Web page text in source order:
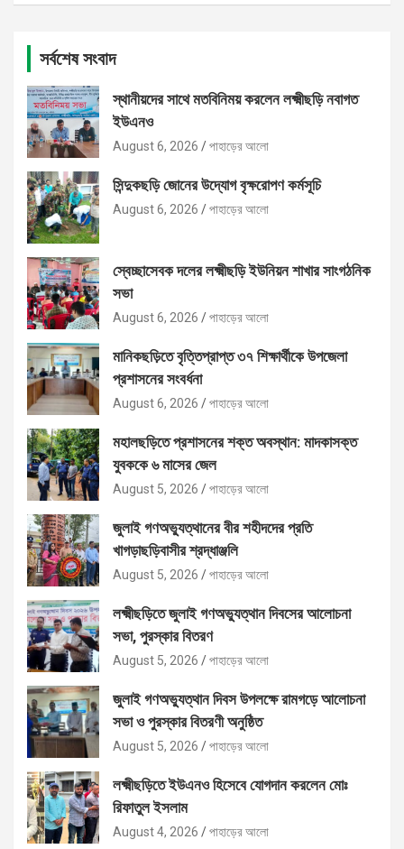
সর্বশেষ সংবাদ
স্থানীয়দের সাথে মতবিনিময় করলেন লক্ষ্মীছড়ি নবাগত
ইউএনও
August 6, 2026 পাহাড়ের আলো
সিন্দুকছড়ি জোনের উদ্যোগ বৃক্ষরোপণ কর্মসূচি
August 6, 2026 পাহাড়ের আলো
স্বেচ্ছাসেবক দলের লক্ষ্মীছড়ি ইউনিয়ন শাখার সাংগঠনিক
সভা
August 6, 2026 পাহাড়ের আলো
মানিকছড়িতে বৃত্তিপ্রাপ্ত ৩৭ শিক্ষার্থীকে উপজেলা
প্রশাসনের সংবর্ধনা
August 6, 2026 পাহাড়ের আলো
মহালছড়িতে প্রশাসনের শক্ত অবস্থান: মাদকাসক্ত
যুবককে ৬ মাসের জেল
August 5, 2026 পাহাড়ের আলো
জুলাই গণঅভ্যুত্থানের বীর শহীদদের প্রতি
খাগড়াছড়িবাসীর শ্রদ্ধাঞ্জলি
August 5, 2026 পাহাড়ের আলো
লক্ষ্মীছড়িতে জুলাই গণঅভ্যুত্থান দিবসের আলোচনা
সভা, পুরস্কার বিতরণ
August 5, 2026 পাহাড়ের আলো
জুলাই গণঅভ্যুত্থান দিবস উপলক্ষে রামগড়ে আলোচনা
সভা ও পুরস্কার বিতরণী অনুষ্ঠিত
August 5, 2026 পাহাড়ের আলো
লক্ষ্মীছড়িতে ইউএনও হিসেবে যোগদান করলেন মোঃ
রিফাতুল ইসলাম
August 4, 2026 পাহাড়ের আলো